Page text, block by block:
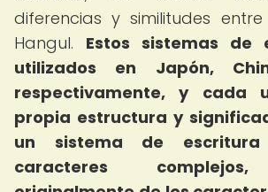
diferencias y similitudes
Hangul. Estos sistemas de
utilizados en Japón,
respectivamente, y cada
propia estructura y
un sistema de
caracteres